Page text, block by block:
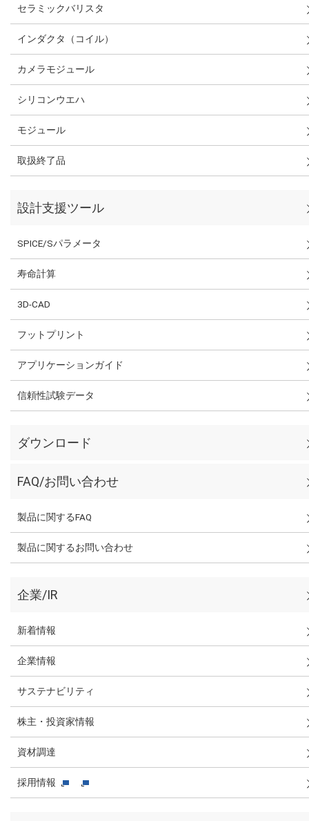
セラミックバリスタ
インダクタ（コイル）
カメラモジュール
シリコンウエハ
モジュール
取扱終了品
設計支援ツール
SPICE/Sパラメータ
寿命計算
3D-CAD
フットプリント
アプリケーションガイド
信頼性試験データ
ダウンロード
FAQ/お問い合わせ
製品に関するFAQ
製品に関するお問い合わせ
企業/IR
新着情報
企業情報
サステナビリティ
株主・投資家情報
資材調達
採用情報